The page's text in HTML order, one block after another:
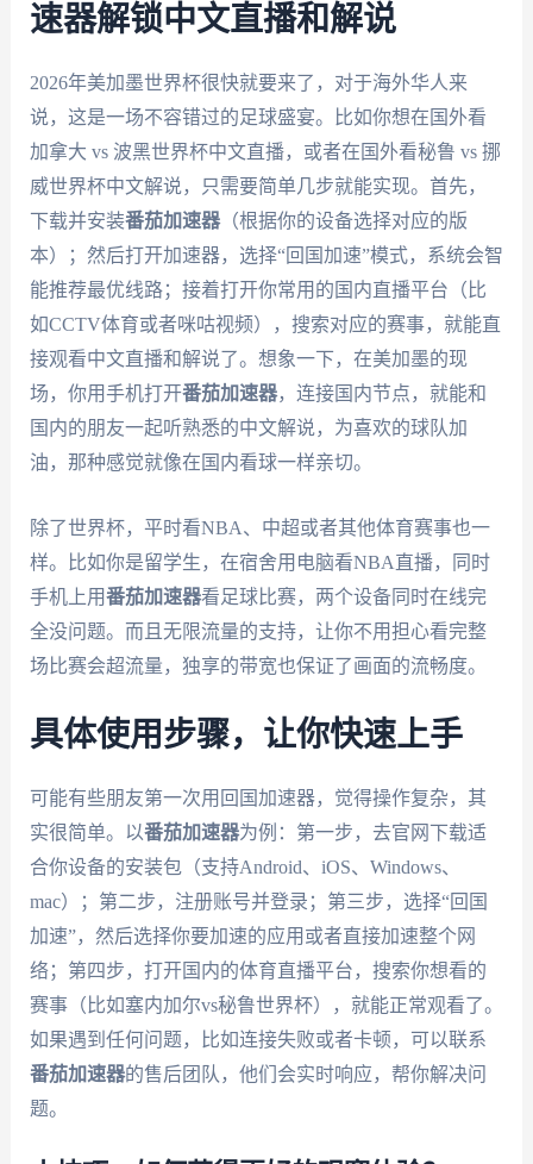
速器解锁中文直播和解说
2026年美加墨世界杯很快就要来了，对于海外华人来
说，这是一场不容错过的足球盛宴。比如你想在国外看
加拿大 vs 波黑世界杯中文直播，或者在国外看秘鲁 vs 挪
威世界杯中文解说，只需要简单几步就能实现。首先，
下载并安装番茄加速器（根据你的设备选择对应的版
本）；然后打开加速器，选择“回国加速”模式，系统会智
能推荐最优线路；接着打开你常用的国内直播平台（比
如CCTV体育或者咪咕视频），搜索对应的赛事，就能直
接观看中文直播和解说了。想象一下，在美加墨的现
场，你用手机打开番茄加速器，连接国内节点，就能和
国内的朋友一起听熟悉的中文解说，为喜欢的球队加
油，那种感觉就像在国内看球一样亲切。
除了世界杯，平时看NBA、中超或者其他体育赛事也一
样。比如你是留学生，在宿舍用电脑看NBA直播，同时
手机上用番茄加速器看足球比赛，两个设备同时在线完
全没问题。而且无限流量的支持，让你不用担心看完整
场比赛会超流量，独享的带宽也保证了画面的流畅度。
具体使用步骤，让你快速上手
可能有些朋友第一次用回国加速器，觉得操作复杂，其
实很简单。以番茄加速器为例：第一步，去官网下载适
合你设备的安装包（支持Android、iOS、Windows、
mac）；第二步，注册账号并登录；第三步，选择“回国
加速”，然后选择你要加速的应用或者直接加速整个网
络；第四步，打开国内的体育直播平台，搜索你想看的
赛事（比如塞内加尔vs秘鲁世界杯），就能正常观看了。
如果遇到任何问题，比如连接失败或者卡顿，可以联系
番茄加速器的售后团队，他们会实时响应，帮你解决问
题。